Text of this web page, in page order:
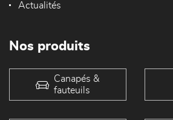
Actualités
Nos produits
Canapés &
fauteuils